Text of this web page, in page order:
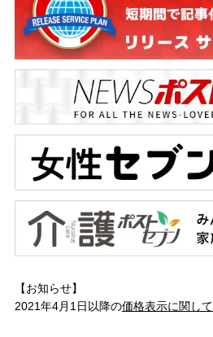
【お知らせ】
2021年4月1日以降の価格表示に関して